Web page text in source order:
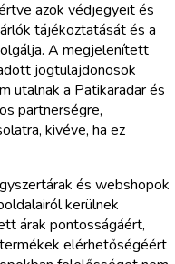
azok védjegyeit és
tájékoztatását és a
A megjelenített
jogtulajdonosok
utalnak a Patikaradar és
partnerségre,
kivéve, ha ez
és webshopok
kerülnek
árak pontosságáért,
elérhetőségéért